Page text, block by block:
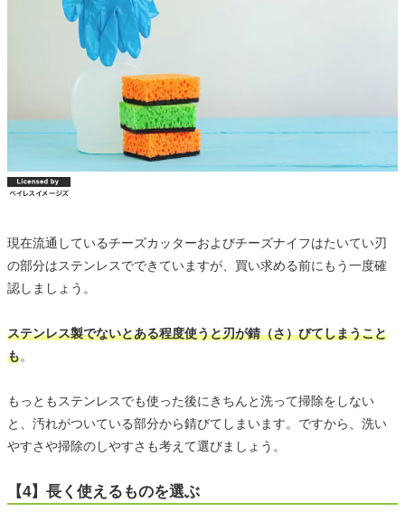
現在流通しているチーズカッターおよびチーズナイフはたいてい刃
の部分はステンレスでできていますが、買い求める前にもう一度確
認しましょう。
ステンレス製でないとある程度使うと刃が錆（さ）びてしまうこと
も。
もっともステンレスでも使った後にきちんと洗って掃除をしない
と、汚れがついている部分から錆びてしまいます。ですから、洗い
やすさや掃除のしやすさも考えて選びましょう。
【4】長く使えるものを選ぶ